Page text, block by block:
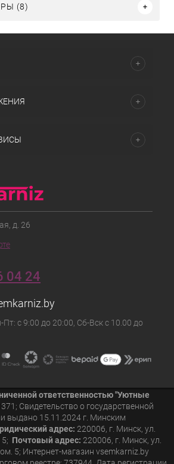
(8)
д. 26
04 24
с 9:00 до 20:00, Сб-Вск с 10.00 до
ответственностью "Уютные
Свидетельство о государственной
выдано 15.11.2024 г. Минским
адрес: 220006, г. Минск, ул.
Почтовый адрес: 220006, г. Минск, ул.
5; Интернет-магазин vsemkarniz.by